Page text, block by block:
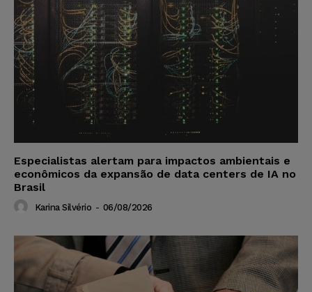
Especialistas alertam para impactos ambientais e
econômicos da expansão de data centers de IA no
Brasil
Karina Silvério - 06/08/2026